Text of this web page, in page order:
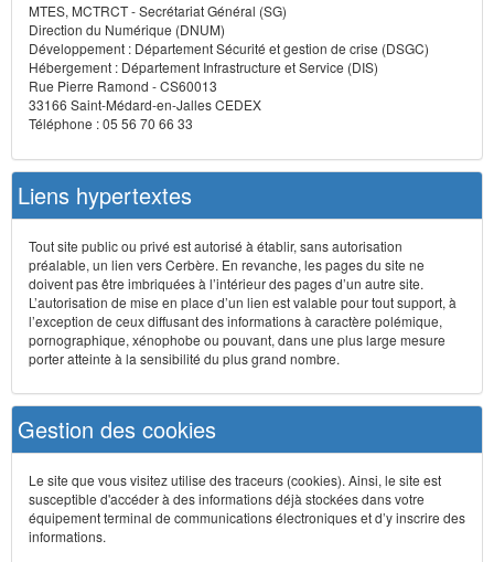
MTES, MCTRCT - Secrétariat Général (SG)
Direction du Numérique (DNUM)
Développement : Département Sécurité et gestion de crise (DSGC)
Hébergement : Département Infrastructure et Service (DIS)
Rue Pierre Ramond - CS60013
33166 Saint-Médard-en-Jalles CEDEX
Téléphone : 05 56 70 66 33
Liens hypertextes
Tout site public ou privé est autorisé à établir, sans autorisation
préalable, un lien vers Cerbère. En revanche, les pages du site ne
doivent pas être imbriquées à l’intérieur des pages d’un autre site.
L’autorisation de mise en place d’un lien est valable pour tout support, à
l’exception de ceux diffusant des informations à caractère polémique,
pornographique, xénophobe ou pouvant, dans une plus large mesure
porter atteinte à la sensibilité du plus grand nombre.
Gestion des cookies
Le site que vous visitez utilise des traceurs (cookies). Ainsi, le site est
susceptible d'accéder à des informations déjà stockées dans votre
équipement terminal de communications électroniques et d’y inscrire des
informations.